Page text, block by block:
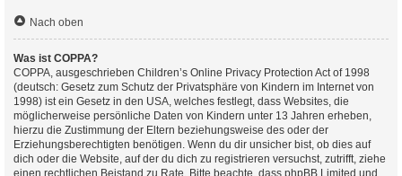
Nach oben
Was ist COPPA?
COPPA, ausgeschrieben Children’s Online Privacy Protection Act of 1998
(deutsch: Gesetz zum Schutz der Privatsphäre von Kindern im Internet von
1998) ist ein Gesetz in den USA, welches festlegt, dass Websites, die
möglicherweise persönliche Daten von Kindern unter 13 Jahren erheben,
hierzu die Zustimmung der Eltern beziehungsweise des oder der
Erziehungsberechtigten benötigen. Wenn du dir unsicher bist, ob dies auf
dich oder die Website, auf der du dich zu registrieren versuchst, zutrifft, ziehe
einen rechtlichen Beistand zu Rate. Bitte beachte, dass phpBB Limited und